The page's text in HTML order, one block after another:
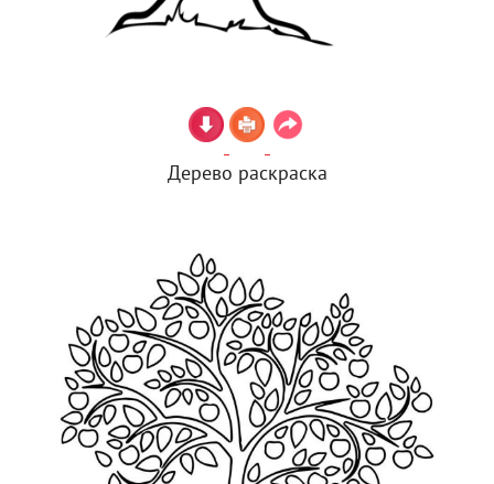
Дерево раскраска